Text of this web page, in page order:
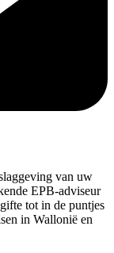
van uw
EPB-adviseur
tot in de puntjes
in Wallonië en